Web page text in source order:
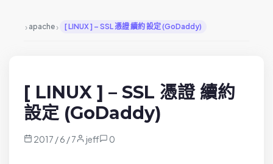
› apache › [ LINUX ] – SSL 憑證 續約 設定 (GoDaddy)
[ LINUX ] – SSL 憑證 續約
設定 (GoDaddy)
2017 / 6 / 7 jeff 0